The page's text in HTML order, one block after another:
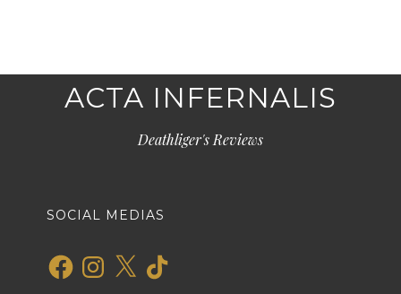
ACTA INFERNALIS
Deathliger's Reviews
SOCIAL MEDIAS
FacebookInstagram
X TikTok